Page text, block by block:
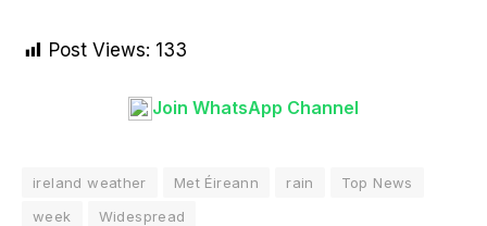
Post Views: 133
Join WhatsApp Channel
ireland weather Met Éireann rain
Top News
week
Widespread